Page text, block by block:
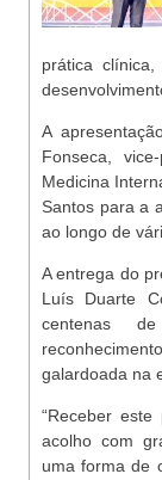
prática
A
Fonseca,
Medicina
Santos para a
ao longo de
A entrega do
Luís Duarte
centenas
galardoada na
“Receber
acolho com
uma forma de